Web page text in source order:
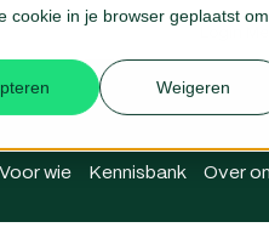
cookie in je browser geplaatst om
Weigeren
Login
Voor wie Kennisbank Over